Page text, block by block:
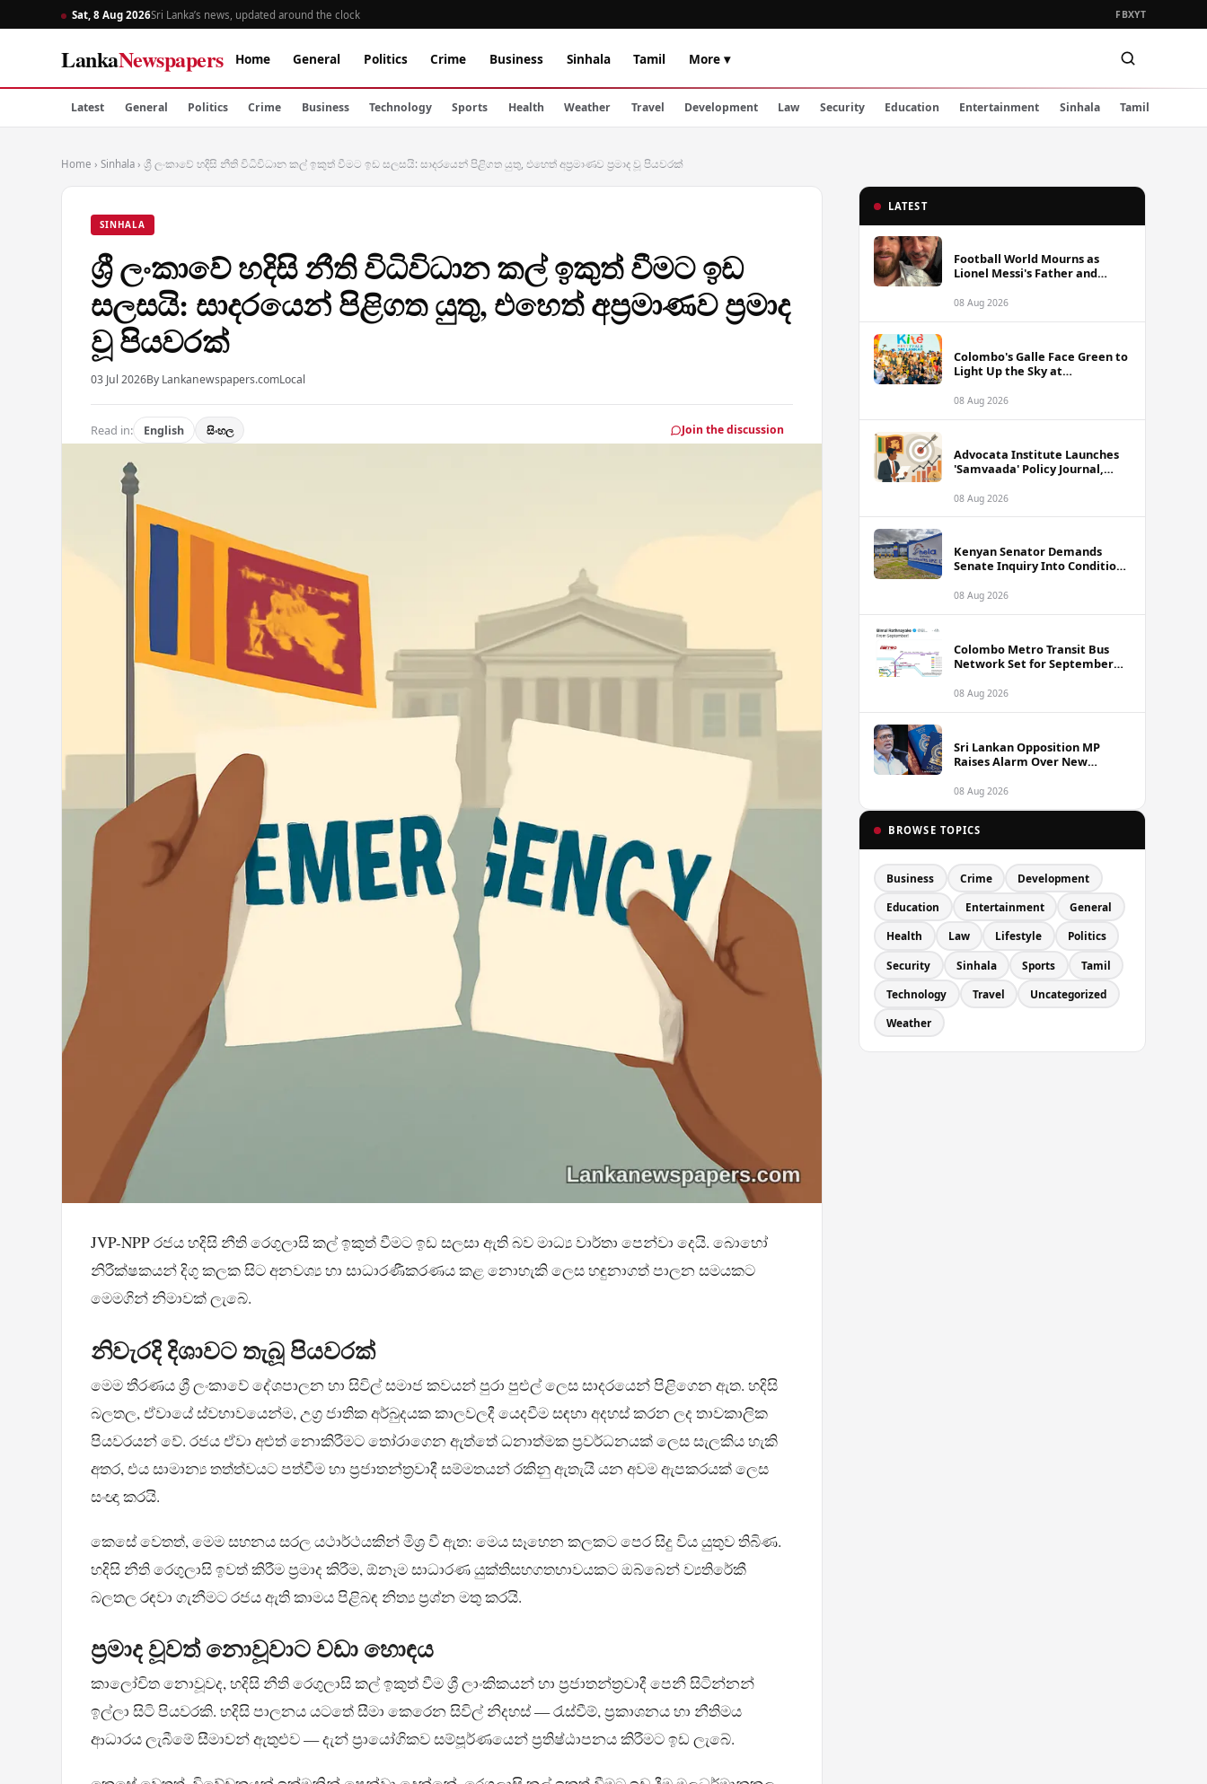
Sat, 8 Aug 2026Sri Lanka’s news, updated around the clock FBXYT
LankaNewspapers Home General Politics Crime Business Sinhala Tamil More ▾
Latest General Politics Crime Business Technology Sports Health Weather Travel Development Law Security Education Entertainment Sinhala Tamil
Home › Sinhala › ශ්‍රී ලංකාවේ හදිසි නීති විධිවිධාන කල් ඉකුත් වීමට ඉඩ සලසයි: සාදරයෙන් පිළිගත යුතු, එහෙත් අප්‍රමාණව ප්‍රමාද වූ පියවරක්
SINHALA
ශ්‍රී ලංකාවේ හදිසි නීති විධිවිධාන කල් ඉකුත් වීමට ඉඩ
සලසයි: සාදරයෙන් පිළිගත යුතු, එහෙත් අප්‍රමාණව ප්‍රමාද
වූ පියවරක්
03 Jul 2026By Lankanewspapers.comLocal
Read in: English සිංහල Join the discussion
JVP-NPP රජය හදිසි නීති රෙගුලාසි කල් ඉකුත් වීමට ඉඩ සලසා ඇති බව මාධ්‍ය වාර්තා පෙන්වා දෙයි. බොහෝ
නිරීක්ෂකයන් දිගු කලක සිට අනවශ්‍ය හා සාධාරණීකරණය කළ නොහැකි ලෙස හඳුනාගත් පාලන සමයකට
මෙමගින් නිමාවක් ලැබේ.
නිවැරදි දිශාවට තැබූ පියවරක්
මෙම තීරණය ශ්‍රී ලංකාවේ දේශපාලන හා සිවිල් සමාජ කවයන් පුරා පුළුල් ලෙස සාදරයෙන් පිළිගෙන ඇත. හදිසි
බලතල, ඒවායේ ස්වභාවයෙන්ම, උග්‍ර ජාතික අර්බුදයක කාලවලදී යෙදවීම සඳහා අදහස් කරන ලද තාවකාලික
පියවරයන් වේ. රජය ඒවා අළුත් නොකිරීමට තෝරාගෙන ඇත්තේ ධනාත්මක ප්‍රවර්ධනයක් ලෙස සැලකිය හැකි
අතර, එය සාමාන්‍ය තත්ත්වයට පත්වීම හා ප්‍රජාතන්ත්‍රවාදී සම්මතයන් රකිනු ඇතැයි යන අවම ඇපකරයක් ලෙස
සංඥා කරයි.
කෙසේ වෙතත්, මෙම සහනය සරල යථාර්ථයකින් මිශ්‍ර වී ඇත: මෙය සෑහෙන කලකට පෙර සිදු විය යුතුව තිබිණ.
හදිසි නීති රෙගුලාසි ඉවත් කිරීම ප්‍රමාද කිරීම, ඕනෑම සාධාරණ යුක්තිසහගතභාවයකට ඔබ්බෙන් ව්‍යතිරේකී
බලතල රඳවා ගැනීමට රජය ඇති කාමය පිළිබඳ නිත්‍ය ප්‍රශ්න මතු කරයි.
ප්‍රමාද වූවත් නොවූවාට වඩා හොඳය
කාලෝචිත නොවූවද, හදිසි නීති රෙගුලාසි කල් ඉකුත් වීම ශ්‍රී ලාංකිකයන් හා ප්‍රජාතන්ත්‍රවාදී පෙනී සිටින්නන්
ඉල්ලා සිටි පියවරකි. හදිසි පාලනය යටතේ සීමා කෙරෙන සිවිල් නිදහස් — රැස්වීම්, ප්‍රකාශනය හා නීතිමය
ආධාරය ලැබීමේ සීමාවන් ඇතුළුව — දැන් ප්‍රායෝගිකව සම්පූර්ණයෙන් ප්‍රතිෂ්ඨාපනය කිරීමට ඉඩ ලැබේ.
LATEST
Football World Mourns as
Lionel Messi's Father and
Dies at 68
08 Aug 2026
Colombo's Galle Face Green to
Light Up the Sky at
2026
08 Aug 2026
Advocata Institute Launches
'Samvaada' Policy Journal,
Inflation Targeting
08 Aug 2026
Kenyan Senator Demands
Senate Inquiry Into Conditions
Apparel Workers in Nairobi
08 Aug 2026
Colombo Metro Transit Bus
Network Set for September
Route Plan
08 Aug 2026
Sri Lankan Opposition MP
Raises Alarm Over New
Causing Overseas Rejections
08 Aug 2026
BROWSE TOPICS
Business Crime Development
Education Entertainment General
Health Law Lifestyle Politics
Security Sinhala Sports Tamil
Technology Travel Uncategorized
Weather